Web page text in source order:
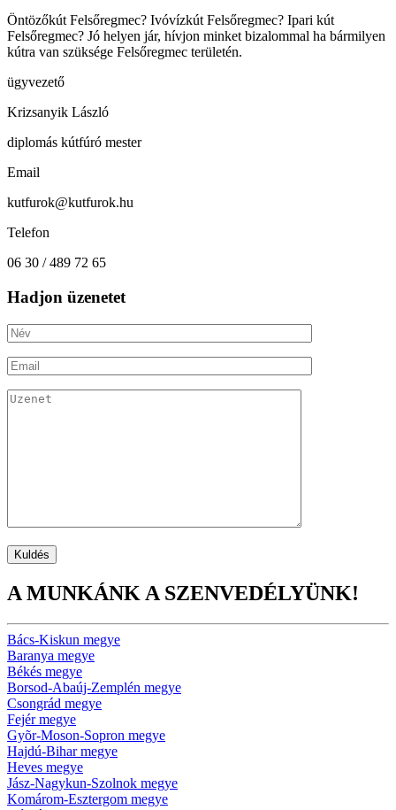
Öntözőkút Felsőregmec? Ivóvízkút Felsőregmec? Ipari kút
Felsőregmec? Jó helyen jár, hívjon minket bizalommal ha bármilyen
kútra van szüksége Felsőregmec területén.
ügyvezető
Krizsanyik László
diplomás kútfúró mester
Email
kutfurok@kutfurok.hu
Telefon
06 30 / 489 72 65
Hadjon üzenetet
A MUNKÁNK A SZENVEDÉLYÜNK!
Bács-Kiskun megye
Baranya megye
Békés megye
Borsod-Abaúj-Zemplén megye
Csongrád megye
Fejér megye
Gyõr-Moson-Sopron megye
Hajdú-Bihar megye
Heves megye
Jász-Nagykun-Szolnok megye
Komárom-Esztergom megye